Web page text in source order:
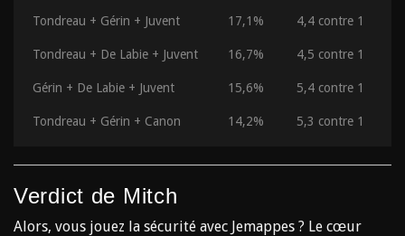
Tondreau + Gérin + Juvent 17,1% 4,4 contre 1
Tondreau + De Labie + Juvent 16,7% 4,5 contre 1
Gérin + De Labie + Juvent 15,6% 5,4 contre 1
Tondreau + Gérin + Canon 14,2% 5,3 contre 1
Verdict de Mitch
Alors, vous jouez la sécurité avec Jemappes ? Le cœur